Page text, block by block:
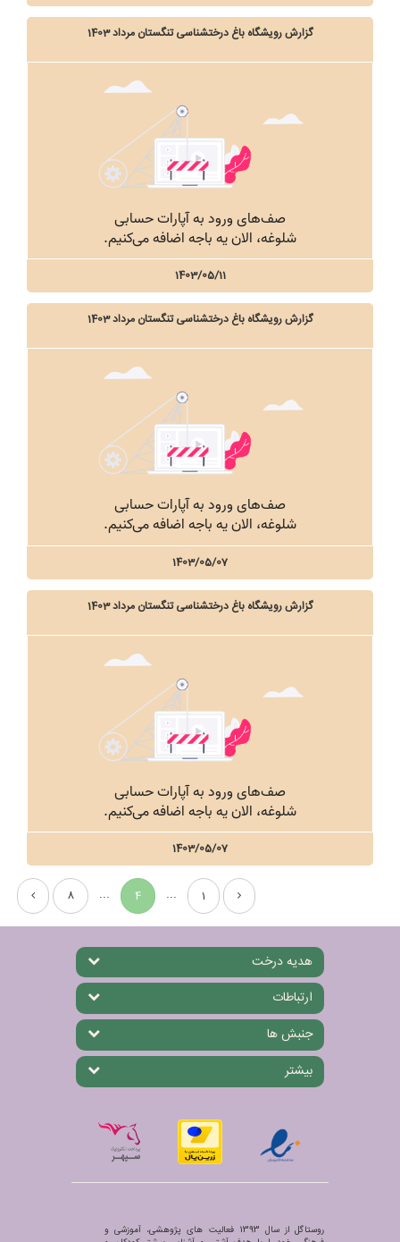
گزارش رویشگاه باغ درختشناسی تنگستان مرداد 1403
1403/05/11
گزارش رویشگاه باغ درختشناسی تنگستان مرداد 1403
1403/05/07
گزارش رویشگاه باغ درختشناسی تنگستان مرداد 1403
1403/05/07
8 ... 4 ... 1
هدیه درخت
ارتباطات
جنبش ها
بیشتر
روستاگل از سال 1393 فعالیت های پژوهشی، آموزشی و